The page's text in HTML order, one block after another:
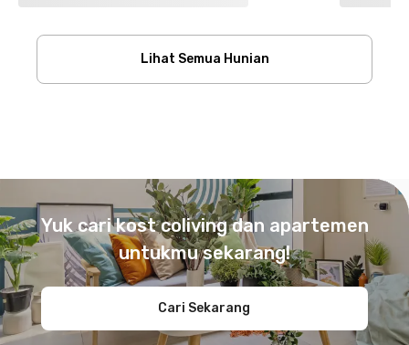
Lihat Semua Hunian
Yuk cari kost coliving dan apartemen
untukmu sekarang!
Cari Sekarang